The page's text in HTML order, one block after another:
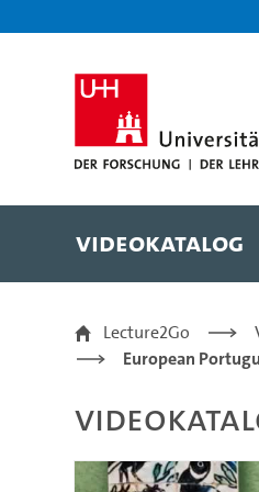
Videokatalog
12/28 |
Lecture2Go
European